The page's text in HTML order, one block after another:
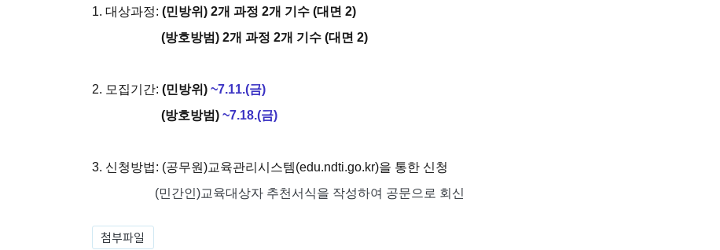
1. 대상과정: (민방위) 2개 과정 2개 기수 (대면 2)
(방호방범) 2개 과정 2개 기수 (대면 2)
2. 모집기간: (민방위) ~7.11.(금)
(방호방범) ~7.18.(금)
3. 신청방법: (공무원)교육관리시스템(edu.ndti.go.kr)을 통한 신청
(민간인)교육대상자 추천서식을 작성하여 공문으로 회신
첨부파일